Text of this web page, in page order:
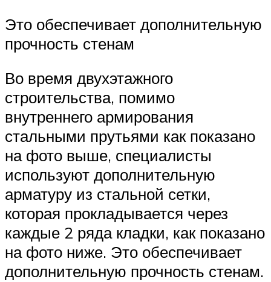
Это обеспечивает дополнительную
прочность стенам
Во время двухэтажного
строительства, помимо
внутреннего армирования
стальными прутьями как показано
на фото выше, специалисты
используют дополнительную
арматуру из стальной сетки,
которая прокладывается через
каждые 2 ряда кладки, как показано
на фото ниже. Это обеспечивает
дополнительную прочность стенам.